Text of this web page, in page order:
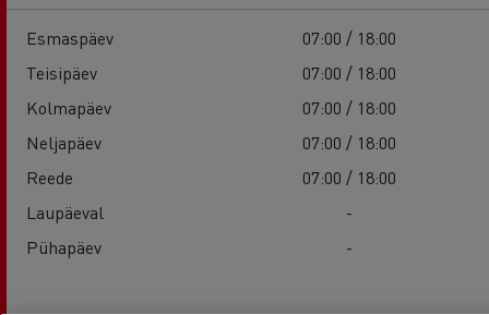
Esmaspäev
07:00 / 18:00
Teisipäev
07:00 / 18:00
Kolmapäev
07:00 / 18:00
Neljapäev
07:00 / 18:00
Reede
07:00 / 18:00
Laupäeval
-
Pühapäev
-